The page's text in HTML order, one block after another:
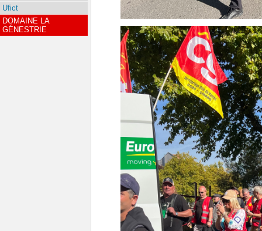
Ufict
DOMAINE LA
GÉNESTRIE